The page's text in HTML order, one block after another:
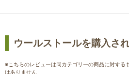
ウールストールを購入さ
※こちらのレビューは同カテゴリーの商品に対する
はありません